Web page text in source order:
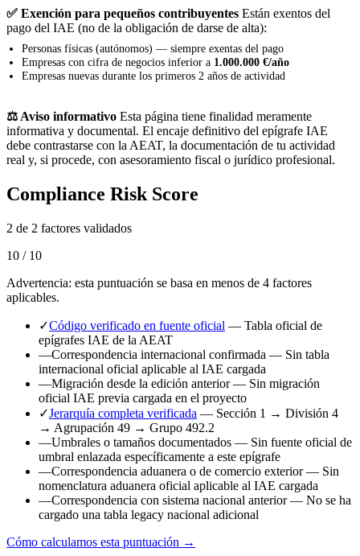
✅ Exención para pequeños contribuyentes Están exentos del
pago del IAE (no de la obligación de darse de alta):
Personas físicas (autónomos) — siempre exentas del pago
Empresas con cifra de negocios inferior a 1.000.000 €/año
Empresas nuevas durante los primeros 2 años de actividad
⚖️ Aviso informativo Esta página tiene finalidad meramente
informativa y documental. El encaje definitivo del epígrafe IAE
debe contrastarse con la AEAT, la documentación de tu actividad
real y, si procede, con asesoramiento fiscal o jurídico profesional.
Compliance Risk Score
2 de 2 factores validados
10 / 10
Advertencia: esta puntuación se basa en menos de 4 factores
aplicables.
✓Código verificado en fuente oficial — Tabla oficial de
epígrafes IAE de la AEAT
—Correspondencia internacional confirmada — Sin tabla
internacional oficial aplicable al IAE cargada
—Migración desde la edición anterior— Sin migración
oficial IAE previa cargada en el proyecto
✓Jerarquía completa verificada — Sección 1 → División 4
→ Agrupación 49 → Grupo 492.2
—Umbrales o tamaños documentados — Sin fuente oficial de
umbral enlazada específicamente a este epígrafe
—Correspondencia aduanera o de comercio exterior— Sin
nomenclatura aduanera oficial aplicable al IAE cargada
—Correspondencia con sistema nacional anterior— No se ha
cargado una tabla legacy nacional adicional
Cómo calculamos esta puntuación →